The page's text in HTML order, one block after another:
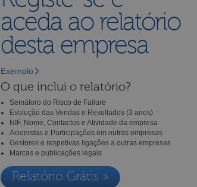
aceda ao relatório
desta empresa
Exemplo
O que inclui o relatório?
Semáforo do Risco de Failure
Evolução das Vendas e Resultados (3 anos)
NIF, Nome, Contactos e Atividade da empresa
Acionistas e Participações em outras empresas
Gestores e respetivas ligações a outras empresas
Marcas e publicações legais
Relatório Grátis »